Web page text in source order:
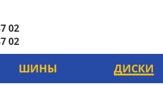
02
02
ШИНЫ ДИСКИ